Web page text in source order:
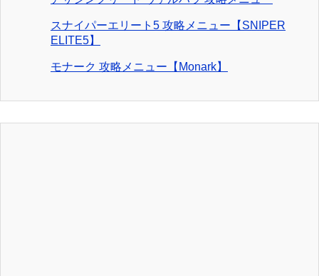
スナイパーエリート5 攻略メニュー【SNIPER
ELITE5】
モナーク 攻略メニュー【Monark】